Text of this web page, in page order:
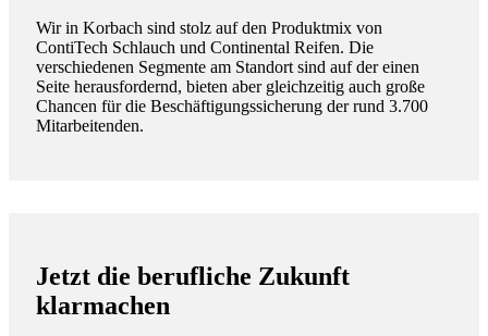
Wir in Korbach sind stolz auf den Produktmix von
ContiTech Schlauch und Continental Reifen. Die
verschiedenen Segmente am Standort sind auf der einen
Seite herausfordernd, bieten aber gleichzeitig auch große
Chancen für die Beschäftigungssicherung der rund 3.700
Mitarbeitenden.
Jetzt die berufliche Zukunft
klarmachen